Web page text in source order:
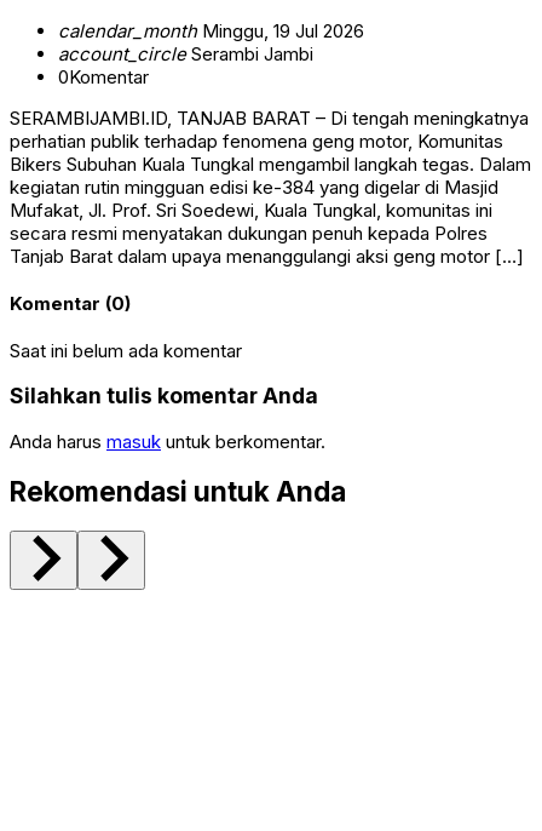
calendar_monthMinggu, 19 Jul 2026
account_circleSerambi Jambi
0Komentar
SERAMBIJAMBI.ID, TANJAB BARAT – Di tengah meningkatnya
perhatian publik terhadap fenomena geng motor, Komunitas
Bikers Subuhan Kuala Tungkal mengambil langkah tegas. Dalam
kegiatan rutin mingguan edisi ke-384 yang digelar di Masjid
Mufakat, Jl. Prof. Sri Soedewi, Kuala Tungkal, komunitas ini
secara resmi menyatakan dukungan penuh kepada Polres
Tanjab Barat dalam upaya menanggulangi aksi geng motor […]
Komentar (0)
Saat ini belum ada komentar
Silahkan tulis komentar Anda
Anda harus masuk untuk berkomentar.
Rekomendasi untuk Anda